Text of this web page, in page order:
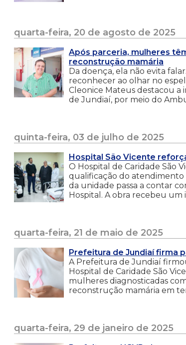
quarta-feira, 20 de agosto de 2025
Após parceria, mulheres
reconstrução mamária
Da doença, ela não evita
reconhecer ao olhar no
Cleonice Mateus destacou a
de Jundiaí, por meio do
quinta-feira, 03 de julho de 2025
Hospital São Vicente
O Hospital de Caridade São
qualificação do atendimento
da unidade passa a contar
Hospital. A obra recebeu
quarta-feira, 21 de maio de 2025
Prefeitura de Jundiaí firma
A Prefeitura de Jundiaí
Hospital de Caridade São
mulheres diagnosticadas
reconstrução mamária em
quarta-feira, 29 de janeiro de 2025